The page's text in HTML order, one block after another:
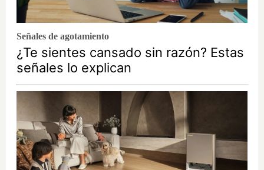
Señales de agotamiento
¿Te sientes cansado sin razón? Estas
señales lo explican